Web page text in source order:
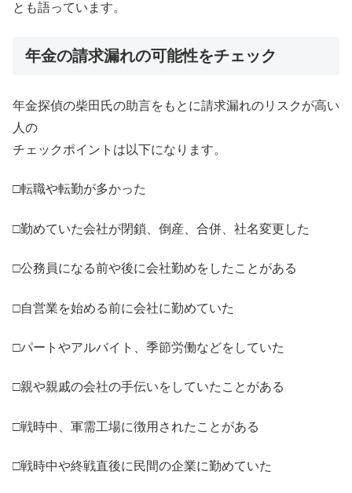
とも語っています。
年金の請求漏れの可能性をチェック
年金探偵の柴田氏の助言をもとに請求漏れのリスクが高い
人の
チェックポイントは以下になります。
□転職や転勤が多かった
□勤めていた会社が閉鎖、倒産、合併、社名変更した
□公務員になる前や後に会社勤めをしたことがある
□自営業を始める前に会社に勤めていた
□パートやアルバイト、季節労働などをしていた
□親や親戚の会社の手伝いをしていたことがある
□戦時中、軍需工場に徴用されたことがある
□戦時中や終戦直後に民間の企業に勤めていた